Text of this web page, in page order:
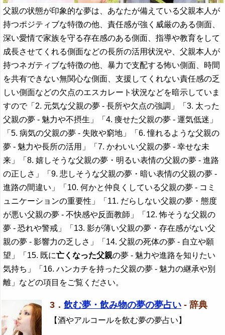
父親の状態が印象的な夢は、あなたが備えている父親本人が
持つポジティブな特徴の他、責任感が強く威厳のある側面、
深い愛情で家族を守る存在感のある側面、指導や教育をして
成長させてくれる側面などの長所の活用状況や、父親本人が
持つネガティブな特徴の他、暴力で支配する怖い側面、時間
を共有できない無関心な側面、支援してくれない責任感の乏
しい側面などの欠点のエスカレート状況などを暗示していま
すので「2. 元気な父親の夢 - 長所や欠点の強調」「3. 太った
父親の夢 - 魅力や不摂生」「4. 痩せた父親の夢 - 運気低迷」
「5. 病気の父親の夢 - 失敗や窮地」「6. 憧れるような父親の
夢 - 魅力や長所の活用」「7. かわいい父親の夢 - 幸せな未
来」「8. 嬉しそうな父親の夢・明るい表情の父親の夢 - 進路
の正しさ」「9. 悲しそうな父親の夢・暗い表情の父親の夢 -
進路の間違い」「10. 何かと仲良くしている父親の夢 - コミ
ュニケーションの重要性」「11. だらしない父親の夢・態度
が悪い父親の夢 - 不快感や反面教師」「12. 怖そうな父親の
夢 - 恐れや警戒」「13. 影が薄い父親の夢・存在感がない父
親の夢 - 影響力の乏しさ」「14. 父親の死体の夢 - 自立や願
望」「15. 既に亡くなった父親の夢 - 魅力や進路を知りたい
気持ち」「16. ハンカチを持った父親の夢 - 魅力の継承や別
離」などの項目をご覧ください。
3． 飲む夢・飲み物の夢の夢占い - 辞典
【酒やアルコールを飲む夢の夢占い】